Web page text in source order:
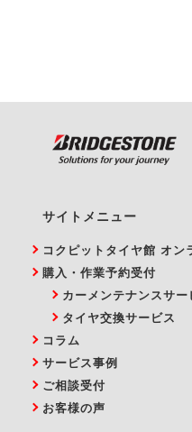
サイトメニュー
コクピットタイヤ館 オン
購入・作業予約受付
カーメンテナンスサー
タイヤ交換サービス
コラム
サービス事例
ご相談受付
お客様の声